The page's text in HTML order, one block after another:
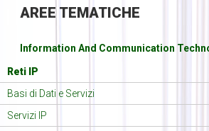
AREE TEMATICHE
Information And Communication
Reti IP
Basi di Dati e Servizi
Servizi IP